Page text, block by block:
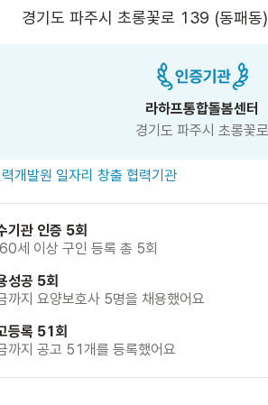
경기도 파주시 초롱꽃로 139 (동패동)
라하프통합돌봄센터
경기도 파주시 초롱꽃로
개발원 일자리 창출 협력기관
기관 인증 5회
세 이상 구인 등록 총 5회
성공 5회
까지 요양보호사 5명을 채용했어요
등록 51회
까지 공고 51개를 등록했어요